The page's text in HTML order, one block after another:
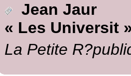
Jean Jaur
« Les Universit
La Petite